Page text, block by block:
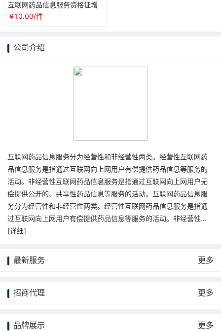
互联网药品信息服务资格证增
值电信业务经营许可证icp/edi/
￥10.00/件
公司介绍
互联网药品信息服务分为经营性和非经营性两类。经营性互联网药
品信息服务是指通过互联网向上网用户有偿提供药品信息等服务的
活动。非经营性互联网药品信息服务是指通过互联网向上网用户无
偿提供公开的、共享性药品信息等服务的活动。互联网药品信息服
务分为经营性和非经营性两类。经营性互联网药品信息服务是指通
过互联网向上网用户有偿提供药品信息等服务的活动。非经营性...
[详细]
最新服务 更多
招商代理 更多
品牌展示 更多